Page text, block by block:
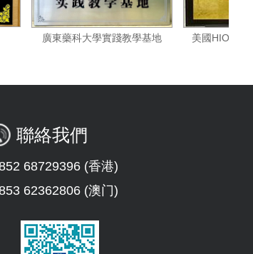
心 廣東藥科大學實踐教學基地 美國
聯絡我們
68729396 (香港)
62362806 (澳门)